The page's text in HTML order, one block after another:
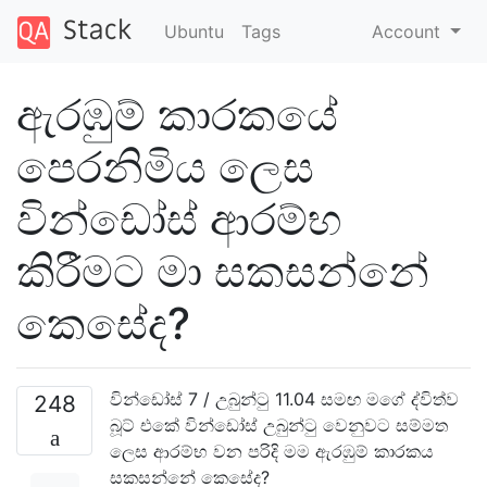
Ubuntu Tags Account
ඇරඹුම් කාරකයේ
පෙරනිමිය ලෙස
වින්ඩෝස් ආරම්භ
කිරීමට මා සකසන්නේ
කෙසේද?
248
වින්ඩෝස් 7 / උබුන්ටු 11.04 සමඟ මගේ ද්විත්ව
බූට් එකේ වින්ඩෝස් උබුන්ටු වෙනුවට සම්මත
ලෙස ආරම්භ වන පරිදි මම ඇරඹුම් කාරකය
සකසන්නේ කෙසේද?